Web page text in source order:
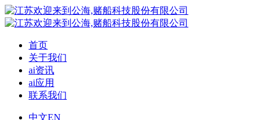
首页
关于我们
ai资讯
ai应用
联系我们
中文EN